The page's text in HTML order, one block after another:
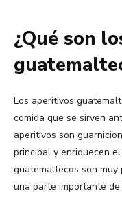
¿Qué son
Los aperitivos
comida que se sirven
aperitivos son
principal y enriquecen
guatemaltecos son
una parte importante